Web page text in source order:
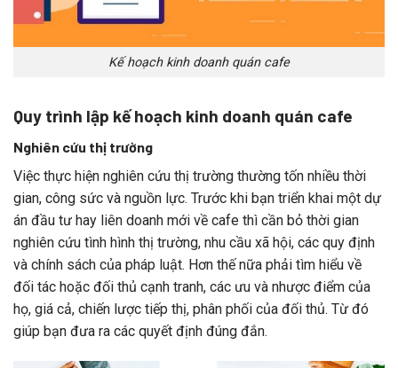
Kế hoạch kinh doanh quán cafe
Quy trình lập kế hoạch kinh doanh quán cafe
Nghiên cứu thị trường
Việc thực hiện nghiên cứu thị trường thường tốn nhiều thời
gian, công sức và nguồn lực. Trước khi bạn triển khai một dự
án đầu tư hay liên doanh mới về cafe thì cần bỏ thời gian
nghiên cứu tình hình thị trường, nhu cầu xã hội, các quy định
và chính sách của pháp luật. Hơn thế nữa phải tìm hiểu về
đối tác hoặc đối thủ cạnh tranh, các ưu và nhược điểm của
họ, giá cả, chiến lược tiếp thị, phân phối của đối thủ. Từ đó
giúp bạn đưa ra các quyết định đúng đắn.